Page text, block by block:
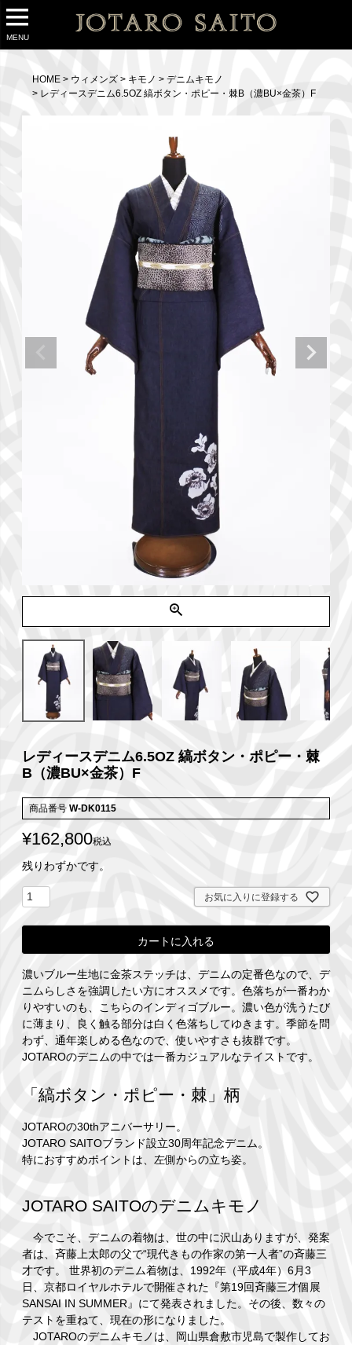
MENU
HOME ウィメンズ キモノ
デニムキモノ
レディースデニム6.5OZ 縞ボタン・ポピー・棘B（濃BU×金茶）F
レディースデニム6.5OZ 縞ボタン・ポピー・棘
B（濃BU×金茶）F
商品番号 W-DK0115
¥162,800税込
残りわずかです。
お気に入りに登録する
カートに入れる
濃いブルー生地に金茶ステッチは、デニムの定番色なので、デ
ニムらしさを強調したい方にオススメです。色落ちが一番わか
りやすいのも、こちらのインディゴブルー。濃い色が洗うたび
に薄まり、良く触る部分は白く色落ちしてゆきます。季節を問
わず、通年楽しめる色なので、使いやすさも抜群です。
JOTAROのデニムの中では一番カジュアルなテイストです。
「縞ボタン・ポピー・棘」柄
JOTAROの30thアニバーサリー。
JOTARO SAITOブランド設立30周年記念デニム。
特におすすめポイントは、左側からの立ち姿。
JOTARO SAITOのデニムキモノ
今でこそ、デニムの着物は、世の中に沢山ありますが、発案
者は、斉藤上太郎の父で“現代きもの作家の第一人者”の斉藤三
才です。 世界初のデニム着物は、1992年（平成4年）6月3
日、京都ロイヤルホテルで開催された『第19回斉藤三才個展
SANSAI IN SUMMER』にて発表されました。その後、数々の
テストを重ねて、現在の形になりました。
JOTAROのデニムキモノは、岡山県倉敷市児島で製作してお